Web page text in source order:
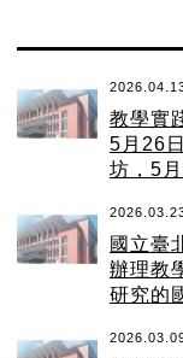
教學實
5月26
坊，5
加。
國立臺
辦理教
研究的